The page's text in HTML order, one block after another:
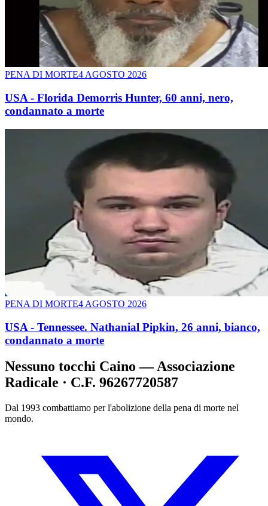
PENA DI MORTE4 AGOSTO 2026
USA - Florida Demorris Hunter, 60 anni, nero,
condannato a morte
PENA DI MORTE4 AGOSTO 2026
USA - Tennessee. Nathanial Pipkin, 26 anni, bianco,
condannato a morte
Nessuno tocchi Caino — Associazione
Radicale · C.F. 96267720587
Dal 1993 combattiamo per l'abolizione della pena di morte nel
mondo.